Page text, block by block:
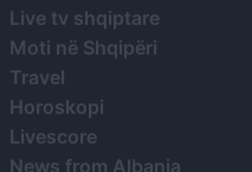
Live tv shqiptare
Moti në Shqipëri
Travel
Horoskopi
Livescore
News from Albania